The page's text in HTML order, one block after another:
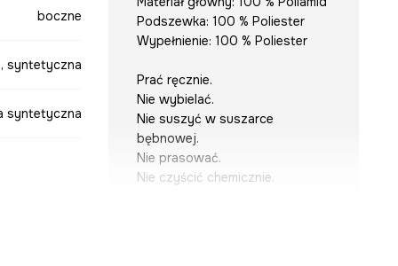
boczne
syntetyczna
syntetyczna
Podszewka: 100 % Poliester
Wypełnienie: 100 % Poliester
Prać ręcznie.
Nie wybielać.
Nie suszyć w suszarce
bębnowej.
Nie prasować.
Nie czyścić chemicznie.